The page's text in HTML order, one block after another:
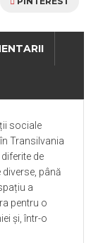
sociale
Transilvania
de
până
a
pentru o
și, într-o